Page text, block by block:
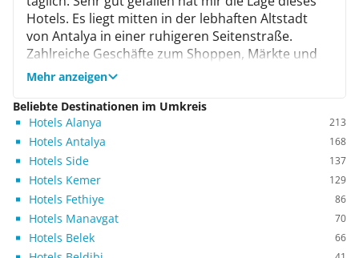
Hotels. Es liegt mitten in der lebhaften Altstadt
von Antalya in einer ruhigeren Seitenstraße.
Zahlreiche Geschäfte zum Shoppen, Märkte und
Unterhaltungsmöglichkeiten wie Bars und
Diskotheken befinden sich in der Nähe. In Antalya
gibt es mehrere Strände, ein kleinerer Strand liegt
nur 5 Gehminuten vom Hotel entfernt. Aus diesem
Grund haben wir den hoteleigenen Pool kaum
genutzt. Er ist für eine kurze Abkühlung gut, zum
Schwimmen jedoch zu klein. Frühstück und
Abendessen waren reichhaltig und
abwechslungsreich. Leider waren die Getränke im
Hotel sehr teuer. Wer möchte, kann sich im
türkischen Bad oder bei einer Massage (gegen
Mehr anzeigen
Beliebte Destinationen im Umkreis
Hotels Alanya
213
Hotels Antalya 168
Hotels Side 137
Hotels Kemer 129
Hotels Fethiye 86
Hotels Manavgat 70
Hotels Belek 66